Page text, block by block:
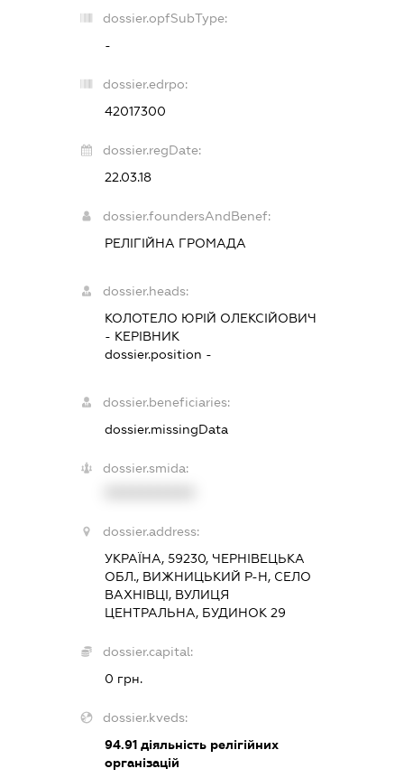
dossier.opfSubType:
-
dossier.edrpo:
42017300
dossier.regDate:
22.03.18
dossier.foundersAndBenef:
РЕЛІГІЙНА ГРОМАДА
dossier.heads:
КОЛОТЕЛО ЮРІЙ ОЛЕКСІЙОВИЧ
- КЕРІВНИК
dossier.position -
dossier.beneficiaries:
dossier.missingData
dossier.smida:
dossier.address:
УКРАЇНА, 59230, ЧЕРНІВЕЦЬКА
ОБЛ., ВИЖНИЦЬКИЙ Р-Н, СЕЛО
ВАХНІВЦІ, ВУЛИЦЯ
ЦЕНТРАЛЬНА, БУДИНОК 29
dossier.capital:
0 грн.
dossier.kveds:
94.91діяльність релігійних
організацій